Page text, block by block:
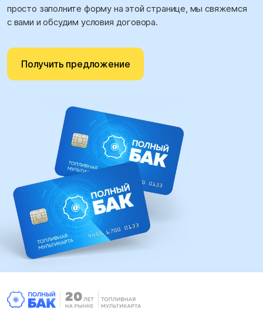
просто заполните форму на этой странице, мы свяжемся
с вами и обсудим условия договора.
Получить предложение